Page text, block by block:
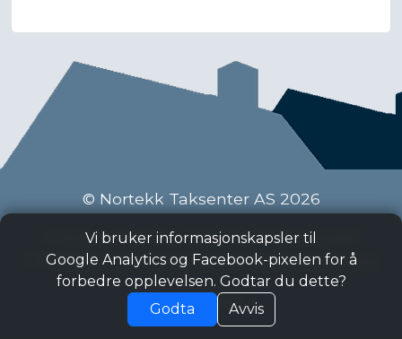
© Nortekk Taksenter AS 2026
Industriveien 9 C, 2020 Skedsmokorset
Tlf:63 87 15 50, Epost:taksenter@nortekk.no
Personvern
Vi bruker informasjonskapsler til
Google Analytics og Facebook-pixelen for å
forbedre opplevelsen. Godtar du dette?
Godta
Avvis